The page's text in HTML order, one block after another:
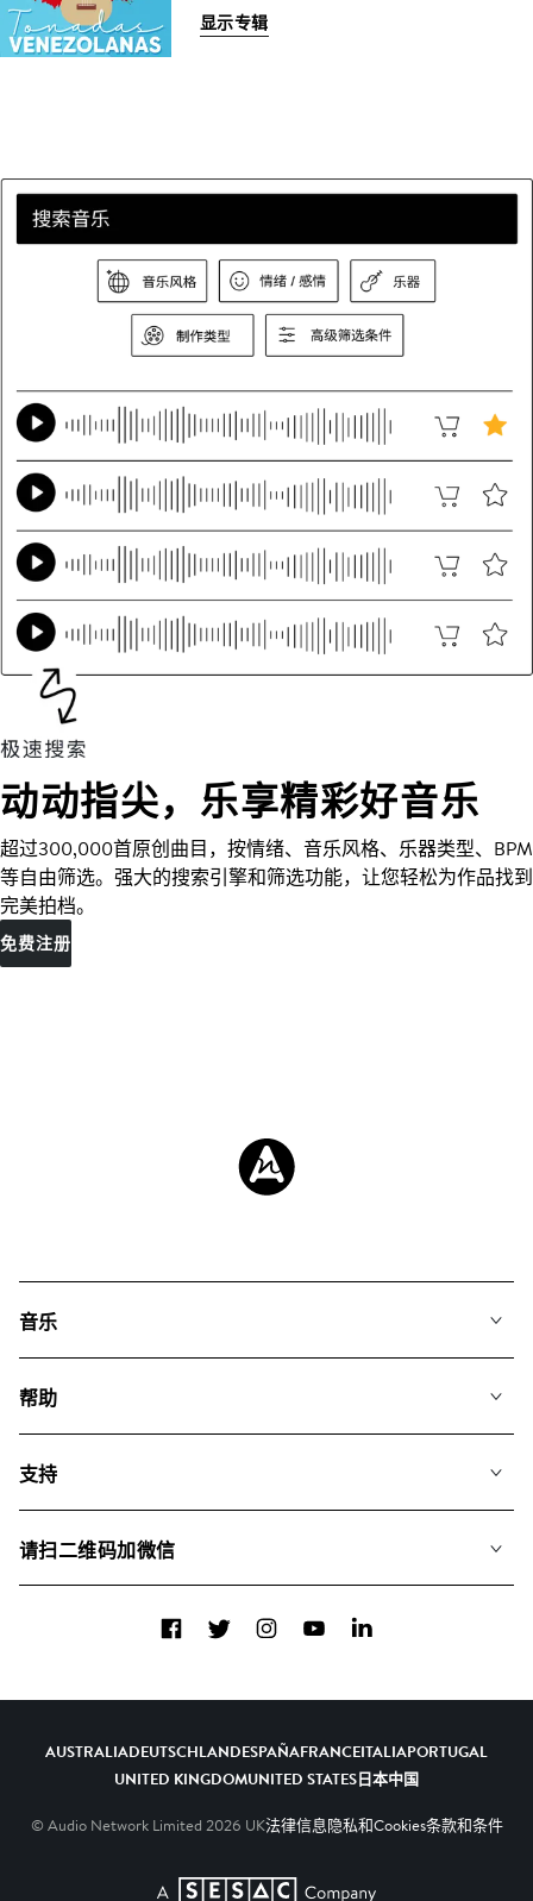
显示专辑
动动指尖，乐享精彩好音乐
超过300,000首原创曲目，按情绪、音乐风格、乐器类型、BPM
等自由筛选。强大的搜索引擎和筛选功能，让您轻松为作品找到
完美拍档。
免费注册
音乐
搜索
专辑
帮助
我们如何运用AI
支持
关于我们
请扫二维码加微信
FacebookTwitterInstagramYouTubeLinkedIn
AUSTRALIADEUTSCHLANDESPAÑAFRANCEITALIAPORTUGAL
UNITED KINGDOMUNITED STATES日本中国
© Audio Network Limited 2026 UK法律信息隐私和Cookies条款和条件
A SESAC Company